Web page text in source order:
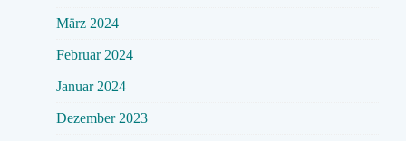
März 2024
Februar 2024
Januar 2024
Dezember 2023